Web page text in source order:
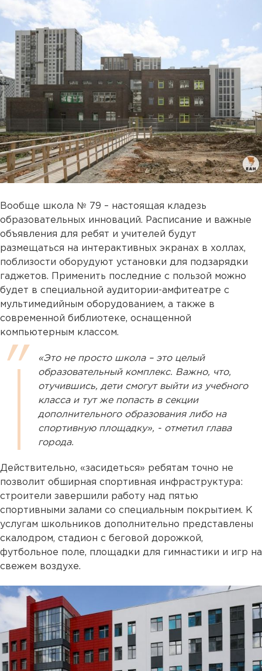
Вообще школа № 79 – настоящая кладезь
образовательных инноваций. Расписание и важные
объявления для ребят и учителей будут
размещаться на интерактивных экранах в холлах,
поблизости оборудуют установки для подзарядки
гаджетов. Применить последние с пользой можно
будет в специальной аудитории-амфитеатре с
мультимедийным оборудованием, а также в
современной библиотеке, оснащенной
компьютерным классом.
«Это не просто школа – это целый
образовательный комплекс. Важно, что,
отучившись, дети смогут выйти из учебного
класса и тут же попасть в секции
дополнительного образования либо на
спортивную площадку», - отметил глава
города.
Действительно, «засидеться» ребятам точно не
позволит обширная спортивная инфраструктура:
строители завершили работу над пятью
спортивными залами со специальным покрытием. К
услугам школьников дополнительно представлены
скалодром, стадион с беговой дорожкой,
футбольное поле, площадки для гимнастики и игр на
свежем воздухе.